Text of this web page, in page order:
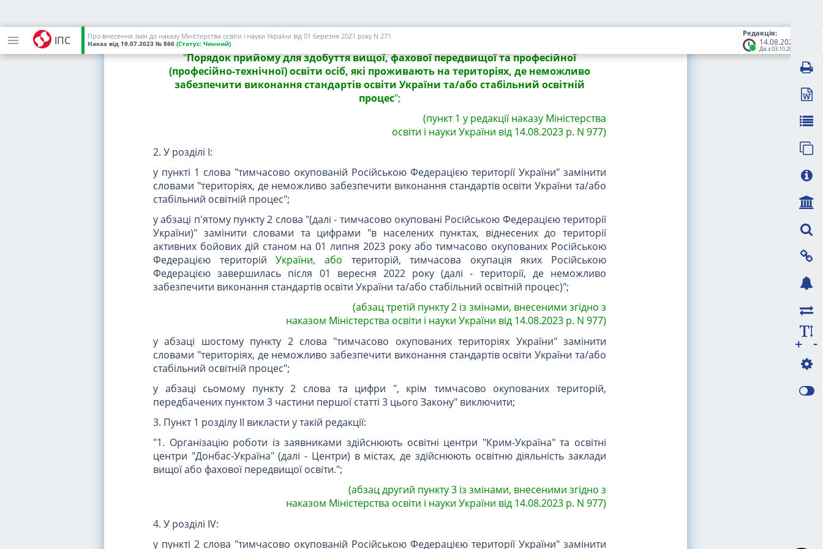
ІПС
Редакція:
14.08.2023
Діє з 03.10.2023
Про внесення змін до наказу Міністерства освіти і науки України від 01 березня 2021 року N 271
Наказ від 19.07.2023 № 866 (Статус: Чинний)
1. Заголовок цього Порядку викласти у такій редакції:
"Порядок прийому для здобуття вищої, фахової передвищої та професійної
(професійно-технічної) освіти осіб, які проживають на територіях, де неможливо
забезпечити виконання стандартів освіти України та/або стабільний освітній
процес";
(пункт 1 у редакції наказу Міністерства
освіти і науки України від 14.08.2023 р. N 977)
2. У розділі I:
у пункті 1 слова "тимчасово окупованій Російською Федерацією території України" замінити
словами "територіях, де неможливо забезпечити виконання стандартів освіти України та/або
стабільний освітній процес";
у абзаці п'ятому пункту 2 слова "(далі - тимчасово окуповані Російською Федерацією території
України)" замінити словами та цифрами "в населених пунктах, віднесених до території
активних бойових дій станом на 01 липня 2023 року або тимчасово окупованих Російською
Федерацією територійУкраїни, або територій, тимчасова окупація яких Російською
Федерацією завершилась після 01 вересня 2022 року (далі - території, де неможливо
забезпечити виконання стандартів освіти України та/або стабільний освітній процес)";
(абзац третій пункту 2 із змінами, внесеними згідно з
наказом Міністерства освіти і науки України від 14.08.2023 р. N 977)
у абзаці шостому пункту 2 слова "тимчасово окупованих територіях України" замінити
словами "територіях, де неможливо забезпечити виконання стандартів освіти України та/або
стабільний освітній процес";
у абзаці сьомому пункту 2 слова та цифри ", крім тимчасово окупованих територій,
передбачених пунктом 3 частини першої статті 3 цього Закону" виключити;
3. Пункт 1 розділу II викласти у такій редакції:
"1. Організацію роботи із заявниками здійснюють освітні центри "Крим-Україна" та освітні
центри "Донбас-Україна"(далі - Центри) в містах, де здійснюють освітню діяльність заклади
вищої або фахової передвищої освіти.";
(абзац другий пункту 3 із змінами, внесеними згідно з
наказом Міністерства освіти і науки України від 14.08.2023 р. N 977)
4. У розділі IV:
у пункті 2 слова "тимчасово окупованій Російською Федерацією території України" замінити
-
+